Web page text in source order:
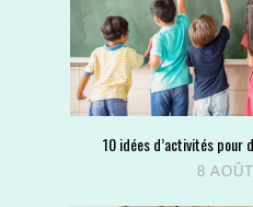
10 idées d’activités pour
8